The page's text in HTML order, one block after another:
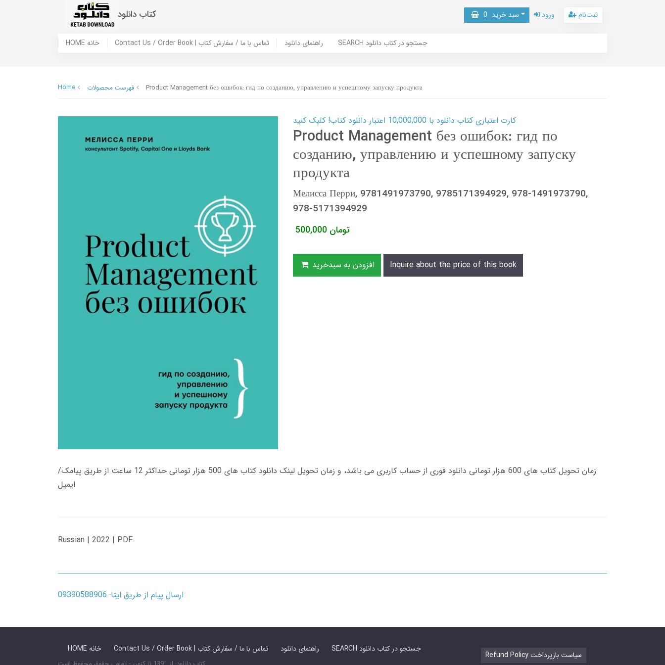
کتاب دانلود سبد خرید 0 ورود ثبت‌نام
HOME خانه Contact Us / Order Book | تماس با ما / سفارش کتاب راهنمای دانلود SEARCH جستجو در کتاب دانلود
Home فهرست محصولات Product Management без ошибок: гид по созданию, управлению и успешному запуску продукта
کارت اعتباری کتاب دانلود با 10,000,000 اعتبار دانلود کتاب! کلیک کنید
Product Management без ошибок: гид по
созданию, управлению и успешному запуску
продукта
Мелисса Перри, 9781491973790, 9785171394929, 978-1491973790,
978-5171394929
500,000 تومان
افزودن به سبدخرید Inquire about the price of this book
زمان تحویل کتاب های 600 هزار تومانی دانلود فوری از حساب کاربری می باشد، و زمان تحویل لینک دانلود کتاب های 500 هزار تومانی حداکثر 12 ساعت از طریق پیامک/
ایمیل
Russian | 2022 | PDF
ارسال پیام از طریق ایتا: 09390588906
HOME خانه Contact Us / Order Book | تماس با ما / سفارش کتاب راهنمای دانلود SEARCH جستجو در کتاب دانلود
Refund Policy سیاست بازپرداخت